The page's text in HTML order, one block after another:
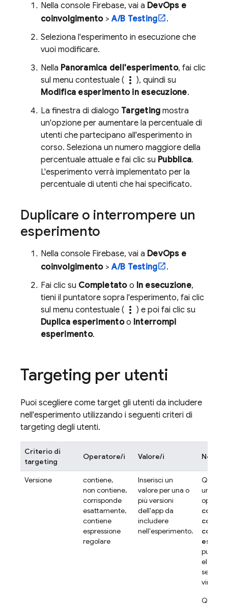
Nella console Firebase, vai a DevOps e
coinvolgimento>A/B Testing
.
Seleziona l'esperimento in esecuzione che
vuoi modificare.
Nella Panoramica dell'esperimento, fai clic
sul menu contestuale ( more_vert ), quindi su
Modifica esperimento in esecuzione.
La finestra di dialogo Targeting mostra
un'opzione per aumentare la percentuale di
utenti che partecipano all'esperimento in
corso. Seleziona un numero maggiore della
percentuale attuale e fai clic su Pubblica.
L'esperimento verrà implementato per la
percentuale di utenti che hai specificato.
Duplicare o interrompere un
esperimento
Nella console Firebase, vai a DevOps e
coinvolgimento>A/B Testing
.
Fai clic su Completatoo In esecuzione,
tieni il puntatore sopra l'esperimento, fai clic
sul menu contestuale ( more_vert ) e poi fai clic su
Duplica esperimentoo Interrompi
esperimento.
Targeting per utenti
Puoi scegliere come target gli utenti da includere
nell'esperimento utilizzando i seguenti criteri di
targeting degli utenti.
Criterio di
targeting
Operatore/i Valore/i Nota
Versione
contiene,
non contiene,
corrisponde
esattamente,
contiene
espressione
regolare
Inserisci un
valore per una o
più versioni
dell'app da
includere
nell'esperimento.
uno
puoi
elenco
virgole